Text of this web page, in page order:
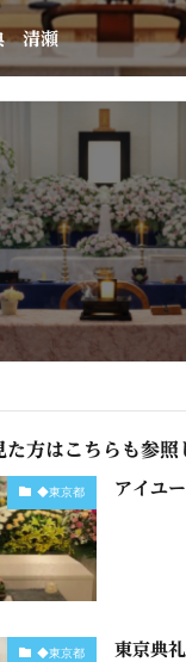
清瀬
た方はこちらも参照
◆東京都 アイユ
◆東京都 東京典礼